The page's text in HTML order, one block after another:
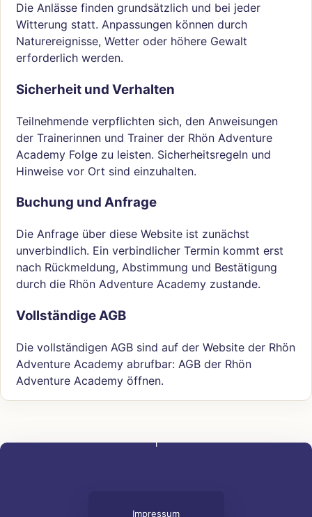
Die Anlässe finden grundsätzlich und bei jeder
Witterung statt. Anpassungen können durch
Naturereignisse, Wetter oder höhere Gewalt
erforderlich werden.
Sicherheit und Verhalten
Teilnehmende verpflichten sich, den Anweisungen
der Trainerinnen und Trainer der Rhön Adventure
Academy Folge zu leisten. Sicherheitsregeln und
Hinweise vor Ort sind einzuhalten.
Buchung und Anfrage
Die Anfrage über diese Website ist zunächst
unverbindlich. Ein verbindlicher Termin kommt erst
nach Rückmeldung, Abstimmung und Bestätigung
durch die Rhön Adventure Academy zustande.
Vollständige AGB
Die vollständigen AGB sind auf der Website der Rhön
Adventure Academy abrufbar: AGB der Rhön
Adventure Academy öffnen.
↑
Impressum